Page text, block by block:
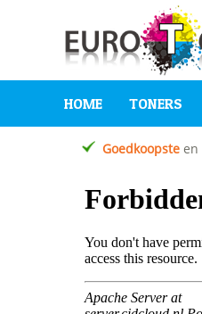
HOME TONERS
Goedkoopste en